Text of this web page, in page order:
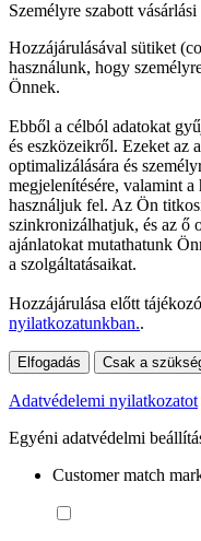
Személyre szabott
Hozzájárulásával sütiket
használunk, hogy
Önnek.
Ebből a célból adatokat
és eszközeikről. Ezeket az
optimalizálására és
megjelenítésére, valamint a
használjuk fel. Az Ön
szinkronizálhatjuk, és az ő
ajánlatokat mutathatunk
a szolgáltatásaikat.
Hozzájárulása előtt
nyilatkozatunkban..
Elfogadás Csak a
Adatvédelemi nyilatkozatot
Egyéni adatvédelmi
Customer match